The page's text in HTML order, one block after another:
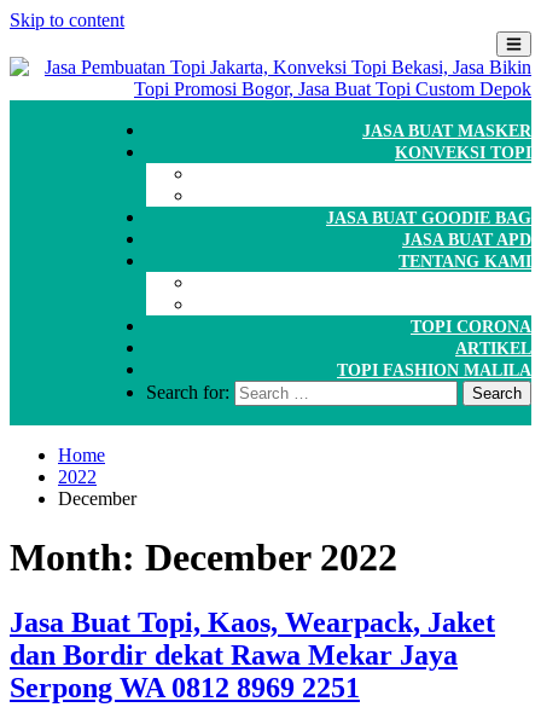
Skip to content
JASA BUAT MASKER
KONVEKSI TOPI
JASA BUAT GOODIE BAG
JASA BUAT APD
TENTANG KAMI
TOPI CORONA
ARTIKEL
TOPI FASHION MALILA
Search for:
Home
2022
December
Month: December 2022
Jasa Buat Topi, Kaos, Wearpack, Jaket
dan Bordir dekat Rawa Mekar Jaya
Serpong WA 0812 8969 2251